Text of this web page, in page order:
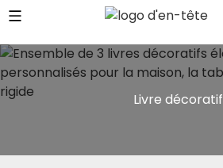
Livre décoratif